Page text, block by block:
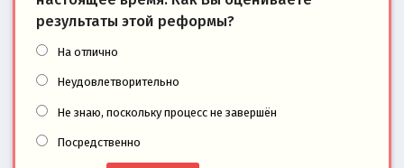
результаты этой реформы?
На отлично
Неудовлетворительно
Не знаю, поскольку процесс не завершён
Посредственно